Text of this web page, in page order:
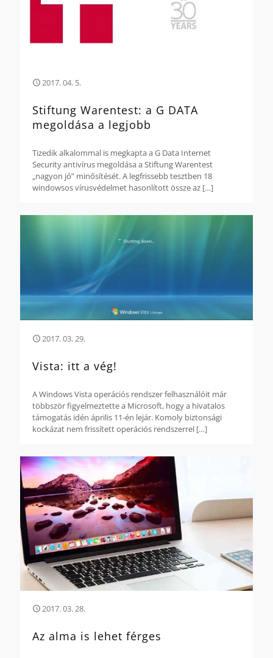
2017. 04. 5.
Stiftung Warentest: a G DATA
megoldása a legjobb
Tizedik alkalommal is megkapta a G Data Internet
Security antivírus megoldása a Stiftung Warentest
„nagyon jó” minősítését. A legfrissebb tesztben 18
windowsos vírusvédelmet hasonlított össze az […]
2017. 03. 29.
Vista: itt a vég!
A Windows Vista operációs rendszer felhasználóit már
többször figyelmeztette a Microsoft, hogy a hivatalos
támogatás idén április 11-én lejár. Komoly biztonsági
kockázat nem frissített operációs rendszerrel […]
2017. 03. 28.
Az alma is lehet férges